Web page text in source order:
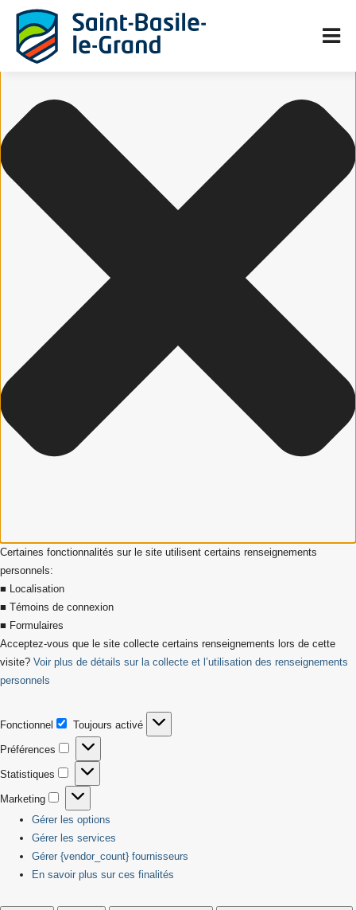
Gérer le consentement aux cookies
Certaines fonctionnalités sur le site utilisent certains renseignements
personnels:
■ Localisation
■ Témoins de connexion
■ Formulaires
Acceptez-vous que le site collecte certains renseignements lors de cette
visite? Voir plus de détails sur la collecte et l’utilisation des renseignements
personnels
Fonctionnel
Fonctionnel
Toujours activé
Préférences
Préférences
Statistiques
Statistiques
Marketing
Marketing
Gérer les options
Gérer les services
Gérer {vendor_count} fournisseurs
En savoir plus sur ces finalités